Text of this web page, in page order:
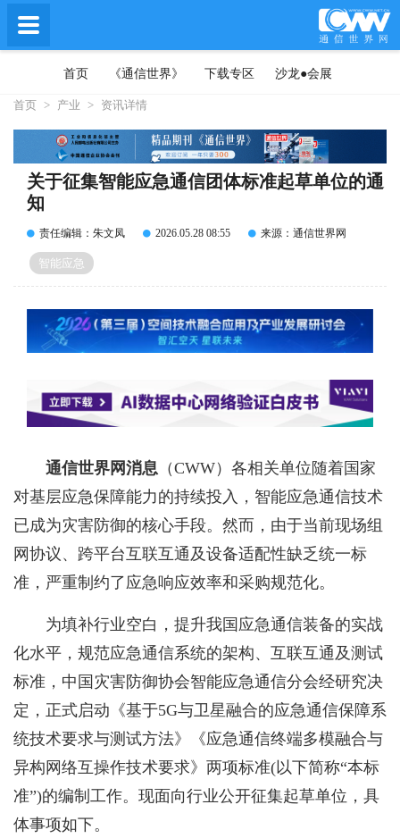
首页 《通信世界》 下载专区 沙龙●会展
首页 > 产业 > 资讯详情
关于征集智能应急通信团体标准起草单位的通
知
责任编辑：朱文凤 2026.05.28 08:55 来源：通信世界网
智能应急
通信世界网消息 （CWW） 各相关单位随着国家
对基层应急保障能力的持续投入，智能应急通信技术
已成为灾害防御的核心手段。然而，由于当前现场组
网协议、跨平台互联互通及设备适配性缺乏统一标
准，严重制约了应急响应效率和采购规范化。
为填补行业空白，提升我国应急通信装备的实战
化水平，规范应急通信系统的架构、互联互通及测试
标准，中国灾害防御协会智能应急通信分会经研究决
定，正式启动《基于5G与卫星融合的应急通信保障系
统技术要求与测试方法》《应急通信终端多模融合与
异构网络互操作技术要求》两项标准(以下简称“本标
准”)的编制工作。现面向行业公开征集起草单位，具
体事项如下。